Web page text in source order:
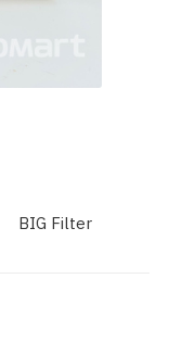
BIG Filter